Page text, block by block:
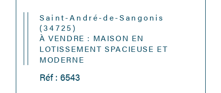
Saint-André-de-Sangonis
(34725)
À VENDRE : MAISON EN
LOTISSEMENT SPACIEUSE ET
MODERNE
Réf : 6543